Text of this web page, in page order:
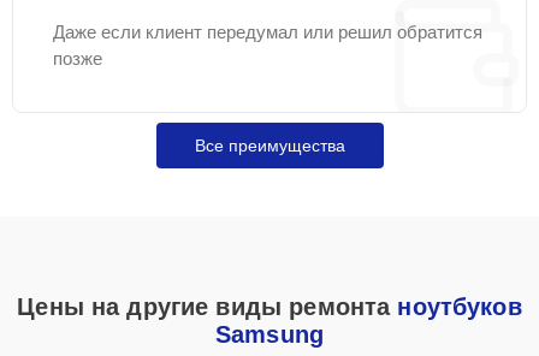
Даже если клиент передумал или решил обратится
позже
Все преимущества
Цены на другие виды ремонта ноутбуков
Samsung